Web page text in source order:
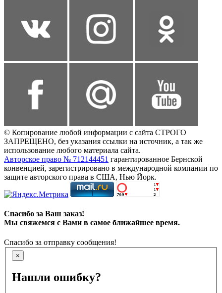
© Копирование любой информации с сайта СТРОГО
ЗАПРЕЩЕНО, без указания ссылки на источник, а так же
использование любого материала сайта.
Авторское право № 712144451 гарантированное Бернской
конвенцией, зарегистрировано в международной компании по
защите авторского права в США, Нью Йорк.
Спасибо за Ваш заказ!
Мы свяжемся с Вами в самое ближайшее время.
Спасибо за отправку сообщения!
×
Нашли ошибку?